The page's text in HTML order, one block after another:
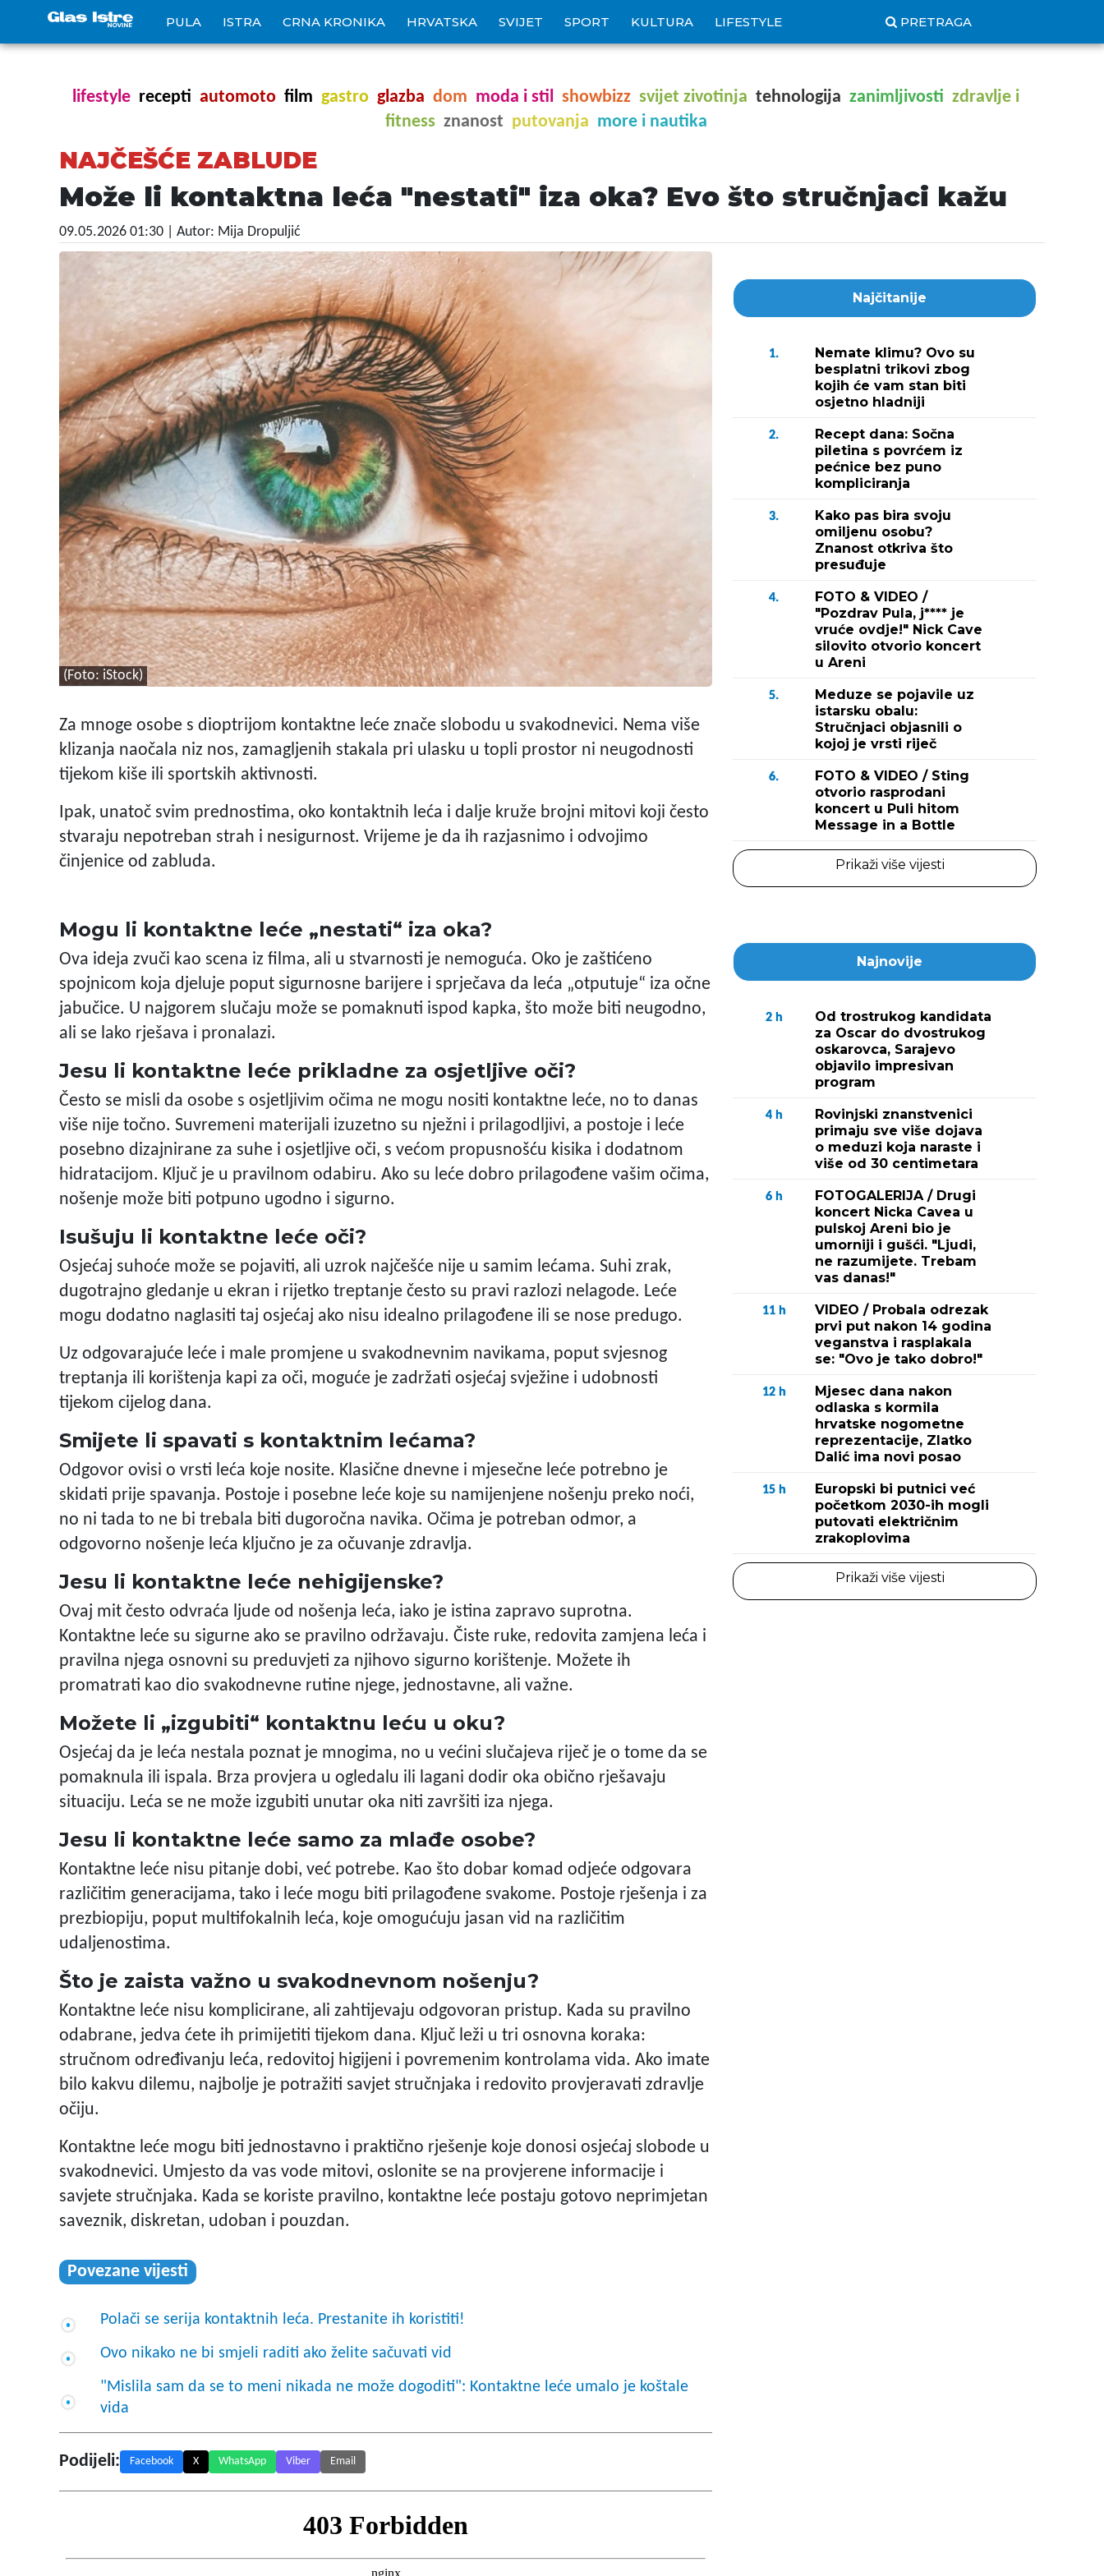
PULA ISTRA CRNA KRONIKA HRVATSKA SVIJET SPORT KULTURA LIFESTYLE PRETRAGA
lifestyle recepti automoto film gastro glazba dom moda i stil showbizz svijet zivotinja tehnologija zanimljivosti zdravlje i
fitness znanost putovanja more i nautika
NAJČEŠĆE ZABLUDE
Može li kontaktna leća "nestati" iza oka? Evo što stručnjaci kažu
09.05.2026 01:30 | Autor: Mija Dropuljić
(Foto: iStock)
Za mnoge osobe s dioptrijom kontaktne leće znače slobodu u svakodnevici. Nema više
klizanja naočala niz nos, zamagljenih stakala pri ulasku u topli prostor ni neugodnosti
tijekom kiše ili sportskih aktivnosti.
Ipak, unatoč svim prednostima, oko kontaktnih leća i dalje kruže brojni mitovi koji često
stvaraju nepotreban strah i nesigurnost. Vrijeme je da ih razjasnimo i odvojimo
činjenice od zabluda.
Mogu li kontaktne leće „nestati“ iza oka?
Ova ideja zvuči kao scena iz filma, ali u stvarnosti je nemoguća. Oko je zaštićeno
spojnicom koja djeluje poput sigurnosne barijere i sprječava da leća „otputuje“ iza očne
jabučice. U najgorem slučaju može se pomaknuti ispod kapka, što može biti neugodno,
ali se lako rješava i pronalazi.
Jesu li kontaktne leće prikladne za osjetljive oči?
Često se misli da osobe s osjetljivim očima ne mogu nositi kontaktne leće, no to danas
više nije točno. Suvremeni materijali izuzetno su nježni i prilagodljivi, a postoje i leće
posebno dizajnirane za suhe i osjetljive oči, s većom propusnošću kisika i dodatnom
hidratacijom. Ključ je u pravilnom odabiru. Ako su leće dobro prilagođene vašim očima,
nošenje može biti potpuno ugodno i sigurno.
Isušuju li kontaktne leće oči?
Osjećaj suhoće može se pojaviti, ali uzrok najčešće nije u samim lećama. Suhi zrak,
dugotrajno gledanje u ekran i rijetko treptanje često su pravi razlozi nelagode. Leće
mogu dodatno naglasiti taj osjećaj ako nisu idealno prilagođene ili se nose predugo.
Uz odgovarajuće leće i male promjene u svakodnevnim navikama, poput svjesnog
treptanja ili korištenja kapi za oči, moguće je zadržati osjećaj svježine i udobnosti
tijekom cijelog dana.
Smijete li spavati s kontaktnim lećama?
Odgovor ovisi o vrsti leća koje nosite. Klasične dnevne i mjesečne leće potrebno je
skidati prije spavanja. Postoje i posebne leće koje su namijenjene nošenju preko noći,
no ni tada to ne bi trebala biti dugoročna navika. Očima je potreban odmor, a
odgovorno nošenje leća ključno je za očuvanje zdravlja.
Jesu li kontaktne leće nehigijenske?
Ovaj mit često odvraća ljude od nošenja leća, iako je istina zapravo suprotna.
Kontaktne leće su sigurne ako se pravilno održavaju. Čiste ruke, redovita zamjena leća i
pravilna njega osnovni su preduvjeti za njihovo sigurno korištenje. Možete ih
promatrati kao dio svakodnevne rutine njege, jednostavne, ali važne.
Možete li „izgubiti“ kontaktnu leću u oku?
Osjećaj da je leća nestala poznat je mnogima, no u većini slučajeva riječ je o tome da se
pomaknula ili ispala. Brza provjera u ogledalu ili lagani dodir oka obično rješavaju
situaciju. Leća se ne može izgubiti unutar oka niti završiti iza njega.
Jesu li kontaktne leće samo za mlađe osobe?
Kontaktne leće nisu pitanje dobi, već potrebe. Kao što dobar komad odjeće odgovara
različitim generacijama, tako i leće mogu biti prilagođene svakome. Postoje rješenja i za
prezbiopiju, poput multifokalnih leća, koje omogućuju jasan vid na različitim
udaljenostima.
Što je zaista važno u svakodnevnom nošenju?
Kontaktne leće nisu komplicirane, ali zahtijevaju odgovoran pristup. Kada su pravilno
odabrane, jedva ćete ih primijetiti tijekom dana. Ključ leži u tri osnovna koraka:
stručnom određivanju leća, redovitoj higijeni i povremenim kontrolama vida. Ako imate
bilo kakvu dilemu, najbolje je potražiti savjet stručnjaka i redovito provjeravati zdravlje
očiju.
Kontaktne leće mogu biti jednostavno i praktično rješenje koje donosi osjećaj slobode u
svakodnevici. Umjesto da vas vode mitovi, oslonite se na provjerene informacije i
savjete stručnjaka. Kada se koriste pravilno, kontaktne leće postaju gotovo neprimjetan
saveznik, diskretan, udoban i pouzdan.
Povezane vijesti
Polači se serija kontaktnih leća. Prestanite ih koristiti!
Ovo nikako ne bi smjeli raditi ako želite sačuvati vid
"Mislila sam da se to meni nikada ne može dogoditi": Kontaktne leće umalo je koštale
vida
Podijeli: Facebook X WhatsApp Viber Email
Najčitanije
1.
Nemate klimu? Ovo su
besplatni trikovi zbog
kojih će vam stan biti
osjetno hladniji
2.
Recept dana: Sočna
piletina s povrćem iz
pećnice bez puno
kompliciranja
3.
Kako pas bira svoju
omiljenu osobu?
Znanost otkriva što
presuđuje
4.
FOTO & VIDEO /
"Pozdrav Pula, j**** je
vruće ovdje!" Nick Cave
silovito otvorio koncert
u Areni
5.
Meduze se pojavile uz
istarsku obalu:
Stručnjaci objasnili o
kojoj je vrsti riječ
6.
FOTO & VIDEO / Sting
otvorio rasprodani
koncert u Puli hitom
Message in a Bottle
Prikaži više vijesti
Najnovije
2 h
Od trostrukog kandidata
za Oscar do dvostrukog
oskarovca, Sarajevo
objavilo impresivan
program
4 h
Rovinjski znanstvenici
primaju sve više dojava
o meduzi koja naraste i
više od 30 centimetara
6 h
FOTOGALERIJA / Drugi
koncert Nicka Cavea u
pulskoj Areni bio je
umorniji i gušći. "Ljudi,
ne razumijete. Trebam
vas danas!"
11 h
VIDEO / Probala odrezak
prvi put nakon 14 godina
veganstva i rasplakala
se: "Ovo je tako dobro!"
12 h
Mjesec dana nakon
odlaska s kormila
hrvatske nogometne
reprezentacije, Zlatko
Dalić ima novi posao
15 h
Europski bi putnici već
početkom 2030-ih mogli
putovati električnim
zrakoplovima
Prikaži više vijesti